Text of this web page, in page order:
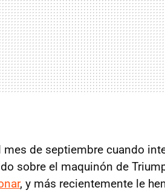
de septiembre cuando
sobre el maquinón de
, y más recientemente le